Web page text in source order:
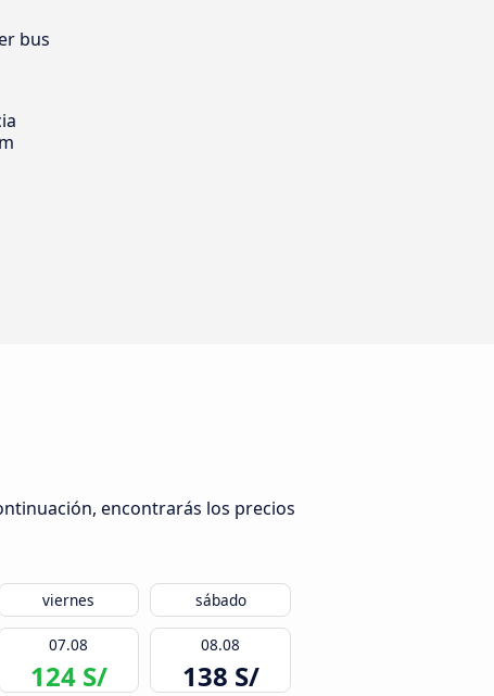
bus
encontrarás los precios
viernes sábado
07.08
124 S/
08.08
138 S/